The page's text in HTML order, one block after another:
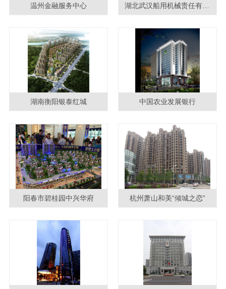
温州金融服务中心 湖北武汉船用机械责任有限公司
湖南衡阳银泰红城 中国农业发展银行
阳春市碧桂园中兴华府 杭州萧山和美“倾城之恋”